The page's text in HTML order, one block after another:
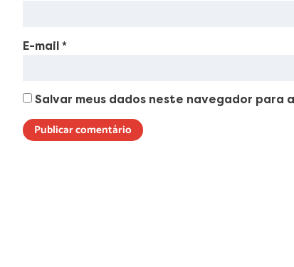
E-mail *
Salvar meus dados neste navegador para